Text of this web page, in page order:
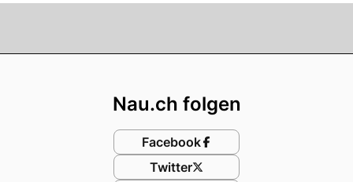
Nau.ch folgen
Facebook
Twitter